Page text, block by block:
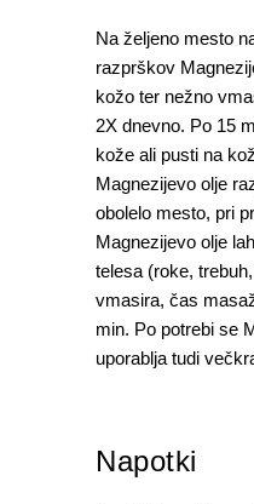
Na željeno mesto
razprškov
kožo ter nežno
2X dnevno. Po 15
kože ali pusti na
Magnezijevo olje
obolelo mesto, pri
Magnezijevo olje
telesa (roke,
vmasira, čas
min. Po potrebi se
uporablja tudi
Napotki